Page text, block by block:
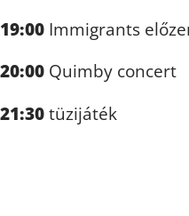
19:00 Immigrants
20:00 Quimby concert
21:30tüzijáték